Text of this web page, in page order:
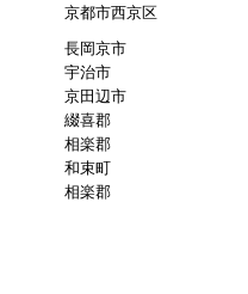
京都市西京区
長岡京市
宇治市
京田辺市
綴喜郡
相楽郡
和束町
相楽郡